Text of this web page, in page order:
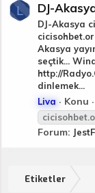
L DJ-
DJ-Akasya
Akasya
seçtik...
http://
dinlemek...
Liva
Konu
cici
Forum:
Etiketler